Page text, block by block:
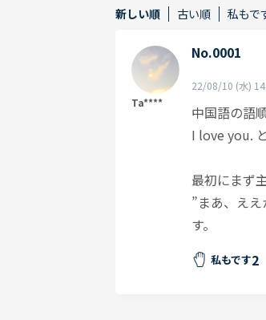
新しい順 古い順 私もで
Ta****
No.0001
22/08/10 (水)
中国語の語
I love you.
最初にまず
”まあ、え
す。
私もです2